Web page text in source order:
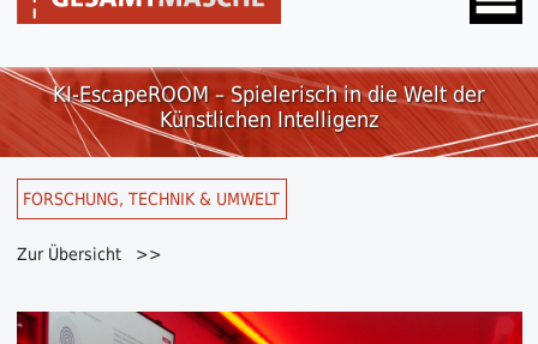
KI-EscapeROOM – Spielerisch in die Welt der
Künstlichen Intelligenz
FORSCHUNG, TECHNIK & UMWELT
Zur Übersicht >>